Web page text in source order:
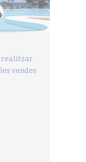
realitzar
vendes